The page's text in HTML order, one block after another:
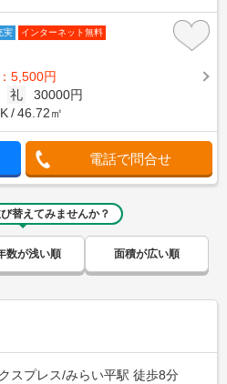
実 インターネット無料
5,500円
礼
30000円
46.72㎡
電話で問合せ
替えてみませんか？
数が浅い順 面積が広い順
スプレス/みらい平駅 徒歩8分